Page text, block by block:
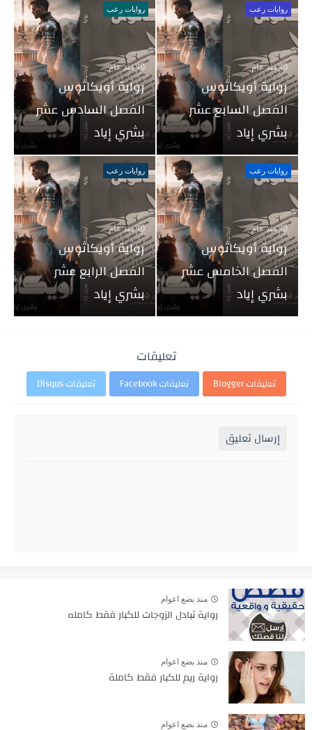
روايات رعب
منذ عام
رواية أويكاثوس
الفصل السابع عشر
بشري إياد
روايات رعب
منذ عام
رواية أويكاثوس
الفصل السادس عشر
بشري إياد
روايات رعب
منذ عام
رواية أويكاثوس
الفصل الخامس عشر
بشري إياد
روايات رعب
منذ عام
رواية أويكاثوس
الفصل الرابع عشر
بشري إياد
تعليقات
تعليقات Blogger تعليقات Facebook تعليقات Disqus
إرسال تعليق
منذ بضع اعوام
رواية تبادل الزوجات للكبار فقط كامله
منذ بضع اعوام
رواية ريم للكبار فقط كاملة
منذ بضع اعوام